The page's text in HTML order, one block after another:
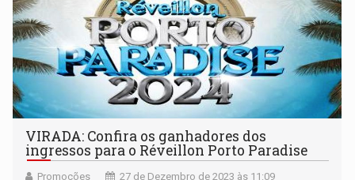
VIRADA: Confira os ganhadores dos
ingressos para o Réveillon Porto Paradise
Promoções 27 de Dezembro de 2023 às 11:09